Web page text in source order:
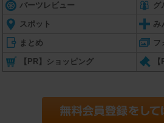
パーツレビュー グ
スポット み
まとめ フ
【PR】ショッピング